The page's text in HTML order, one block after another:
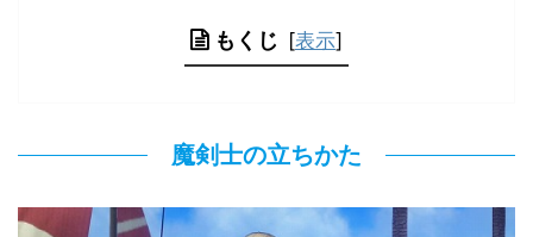
もくじ [表示]
魔剣士の立ちかた